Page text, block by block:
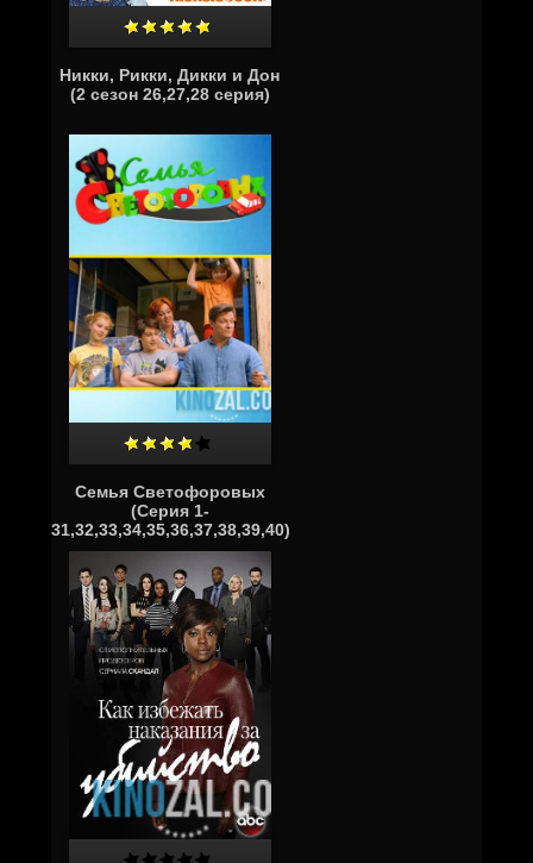
Никки, Рикки, Дикки и Дон
(2 сезон 26,27,28 серия)
Семья Светофоровых
(Серия 1-
31,32,33,34,35,36,37,38,39,40)